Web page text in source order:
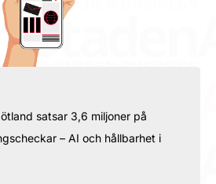
satsar 3,6 miljoner på
– AI och hållbarhet i